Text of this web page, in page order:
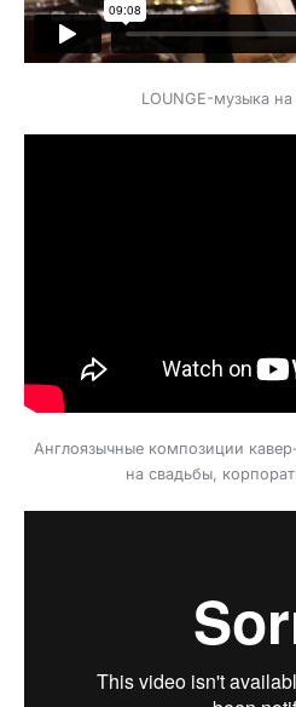
LOUNGE-музыка
Англоязычные композиции
на свадьбы,